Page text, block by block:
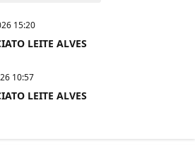
15:20
LEITE ALVES
10:57
LEITE ALVES